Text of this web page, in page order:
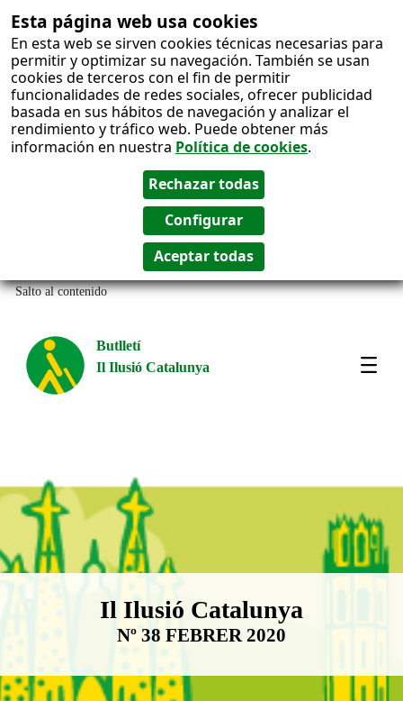
Esta página web usa cookies
En esta web se sirven cookies técnicas necesarias para
permitir y optimizar su navegación. También se usan
cookies de terceros con el fin de permitir
funcionalidades de redes sociales, ofrecer publicidad
basada en sus hábitos de navegación y analizar el
rendimiento y tráfico web. Puede obtener más
información en nuestra Política de cookies.
Salto al contenido
Butlletí
Il Ilusió Catalunya
Boletín Il·lusió Catalunya
Il Ilusió Catalunya
Nº 38 FEBRER 2020